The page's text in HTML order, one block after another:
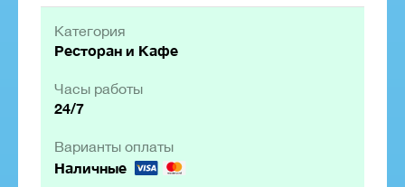
Категория
Ресторан и Кафе
Часы работы
24/7
Варианты оплаты
Наличные